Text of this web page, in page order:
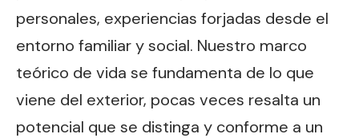
personales, experiencias forjadas desde el
entorno familiar y social. Nuestro marco
teórico de vida se fundamenta de lo que
viene del exterior, pocas veces resalta un
potencial que se distinga y conforme a un